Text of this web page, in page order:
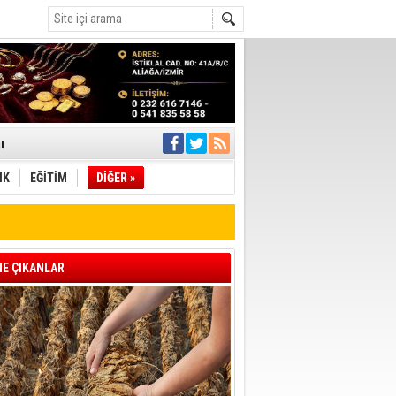
İletti
müdahale
Geçti
EĞİTİM DİĞER »
ÇIKANLAR